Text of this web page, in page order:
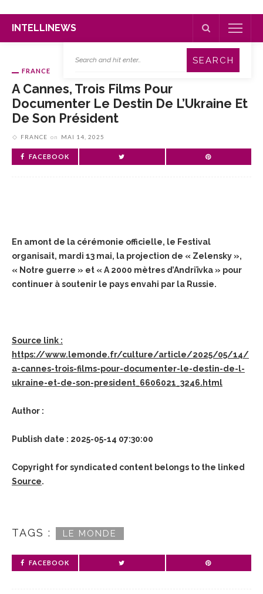
INTELLINEWS
FRANCE
A Cannes, Trois Films Pour
Documenter Le Destin De L’Ukraine Et
De Son Président
FRANCE on MAI 14, 2025
FACEBOOK
En amont de la cérémonie officielle, le Festival
organisait, mardi 13 mai, la projection de « Zelensky »,
« Notre guerre » et « A 2000 mètres d’Andriïvka » pour
continuer à soutenir le pays envahi par la Russie.
Source link :
https://www.lemonde.fr/culture/article/2025/05/14/
a-cannes-trois-films-pour-documenter-le-destin-de-l-
ukraine-et-de-son-president_6606021_3246.html
Author :
Publish date : 2025-05-14 07:30:00
Copyright for syndicated content belongs to the linked
Source.
TAGS : LE MONDE
FACEBOOK